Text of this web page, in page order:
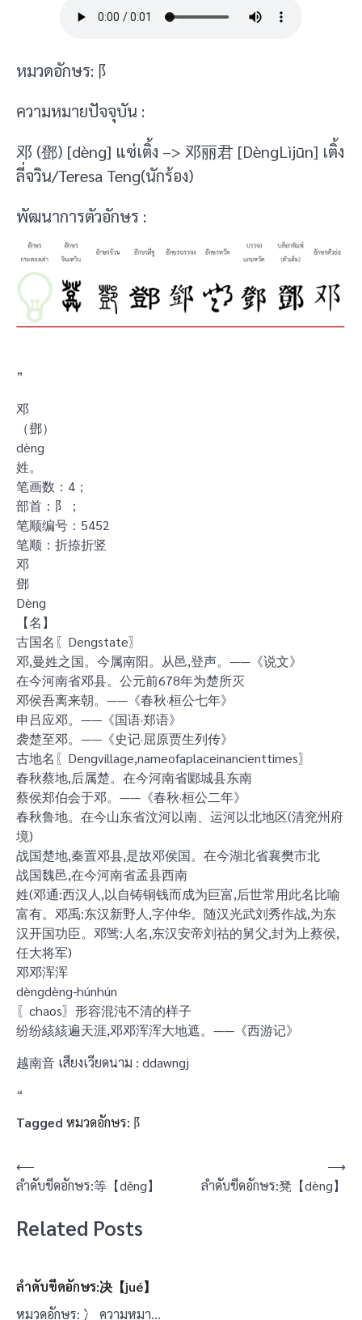
หมวดอักษร: 阝
ความหมายปัจจุบัน :
邓 (鄧) [dèng] แซ่เติ้ง –> 邓丽君 [DèngLìjūn] เติ้ง
ลี่จวิน/Teresa Teng(นักร้อง)
พัฒนาการตัวอักษร :
”
邓
（鄧）
dèng
姓。
笔画数：4；
部首：阝；
笔顺编号：5452
笔顺：折捺折竖
邓
鄧
Dèng
【名】
古国名〖Dengstate〗
邓,曼姓之国。今属南阳。从邑,登声。——《说文》
在今河南省邓县。公元前678年为楚所灭
邓侯吾离来朝。——《春秋·桓公七年》
申吕应邓。——《国语·郑语》
袭楚至邓。——《史记·屈原贾生列传》
古地名〖Dengvillage,nameofaplaceinancienttimes〗
春秋蔡地,后属楚。在今河南省郾城县东南
蔡侯郑伯会于邓。——《春秋·桓公二年》
春秋鲁地。在今山东省汶河以南、运河以北地区(清兖州府
境)
战国楚地,秦置邓县,是故邓侯国。在今湖北省襄樊市北
战国魏邑,在今河南省孟县西南
姓(邓通:西汉人,以自铸铜钱而成为巨富,后世常用此名比喻
富有。邓禹:东汉新野人,字仲华。随汉光武刘秀作战,为东
汉开国功臣。邓骘:人名,东汉安帝刘祜的舅父,封为上蔡侯,
任大将军)
邓邓浑浑
dèngdèng-húnhún
〖chaos〗形容混沌不清的样子
纷纷絯絯遍天涯,邓邓浑浑大地遮。——《西游记》
越南音 เสียงเวียดนาม : ddawngj
“
Tagged หมวดอักษร: 阝
แนะแนว
เรื่อง
⟵
ลำดับขีดอักษร:等【děng】
ลำดับขีดอักษร:凳【dèng】
⟶
Related Posts
ลำดับขีดอักษร:决【jué】
หมวดอักษร: 冫 ความหมา…